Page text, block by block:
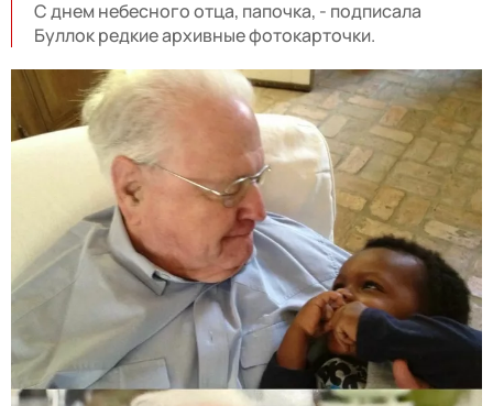
С днем небесного отца, папочка, - подписала
Буллок редкие архивные фотокарточки.